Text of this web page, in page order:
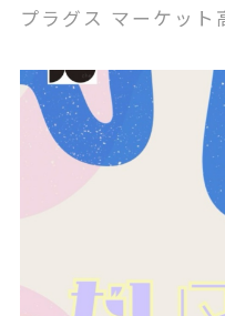
プラグス マーケット